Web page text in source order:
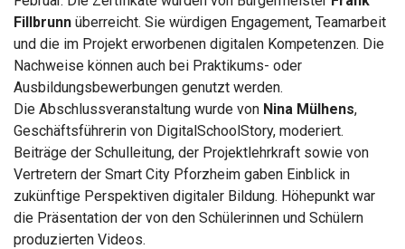
Fillbrunn überreicht. Sie würdigen Engagement, Teamarbeit
und die im Projekt erworbenen digitalen Kompetenzen. Die
Nachweise können auch bei Praktikums- oder
Ausbildungsbewerbungen genutzt werden.
Die Abschlussveranstaltung wurde von Nina Mülhens,
Geschäftsführerin von DigitalSchoolStory, moderiert.
Beiträge der Schulleitung, der Projektlehrkraft sowie von
Vertretern der Smart City Pforzheim gaben Einblick in
zukünftige Perspektiven digitaler Bildung. Höhepunkt war
die Präsentation der von den Schülerinnen und Schülern
produzierten Videos.